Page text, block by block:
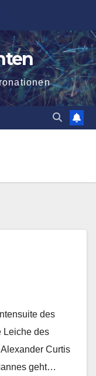
des
Leiche des
Curtis
geht…